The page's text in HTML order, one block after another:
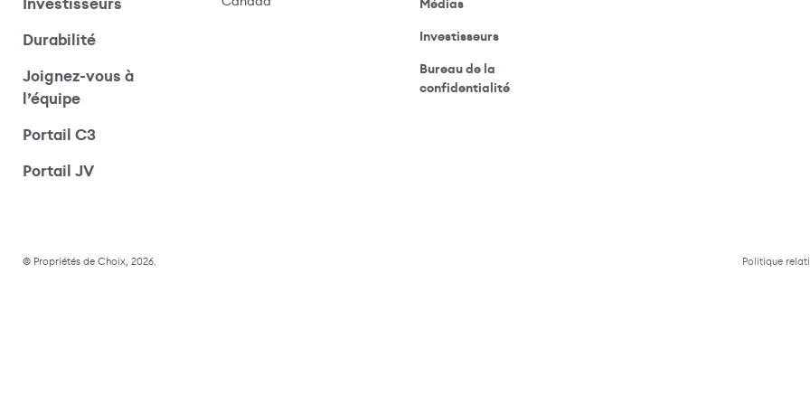
Durabilité
Joignez-vous à
l’équipe
Portail C3
Portail JV(s’ouvre dans une nouvelle fenêtre)
Médias
Investisseurs(ouvre votre application de messagerie)
Bureau de la
confidentialité(ouvre votre application de messagerie)
© Propriétés de Choix, 2026. Politique